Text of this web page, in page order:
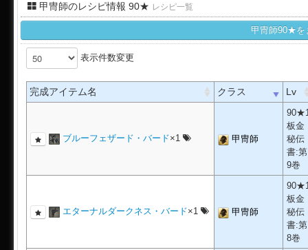
甲冑師のレシピ情報 90★ レシピ一覧
甲冑師90★を
表示件数変更
完成アイテム名 クラス Lv
ブルーフェザード・バード×1 甲冑師
板金
秘伝
書:第
9巻
エターナルダークネス・バード×1 甲冑師
板金
秘伝
書:第
8巻